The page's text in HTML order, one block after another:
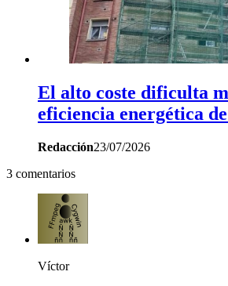
El alto coste dificulta
eficiencia energética
Redacción23/07/2026
3 comentarios
Víctor